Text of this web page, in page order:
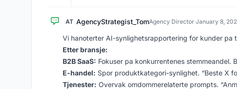
AT AgencyStrategist_TomAgency Director·January 8,
Vi hanoterter AI-synlighetsrapportering for kunder pa
Etter bransje:
B2B SaaS: Fokuser pa konkurrentenes stemmeandel.
E-handel: Spor produktkategori-synlighet. “Beste X
Tjenester: Overvak omdommerelaterte prompts.